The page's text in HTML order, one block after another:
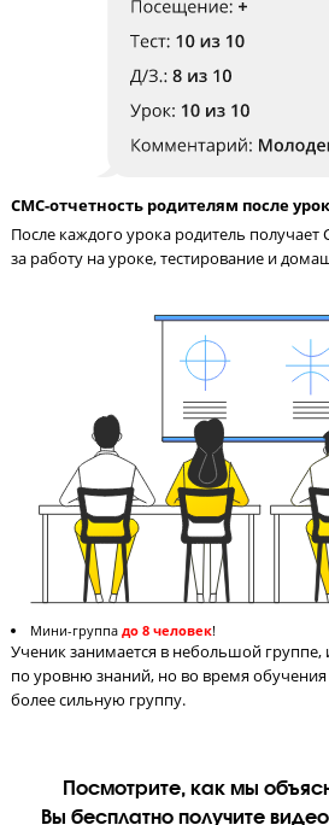
Педагог в чате в соцсети всегда
материале и ответит на вопросы по
СМС-отчетность родителям после
После каждого урока родитель
за работу на уроке, тестирование и